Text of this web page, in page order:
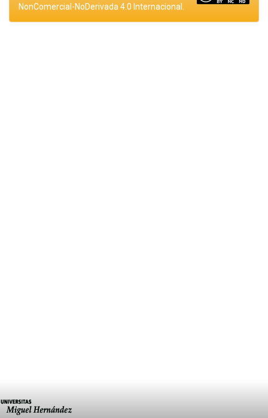
NonComercial-NoDerivada 4.0 Internacional.